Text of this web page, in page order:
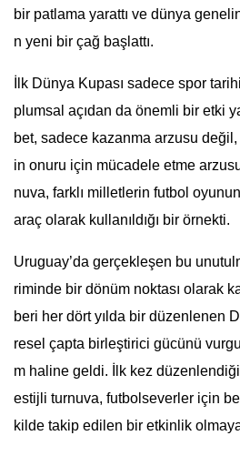
bir patlama yarattı ve dünya
n yeni bir çağ başlattı.
İlk Dünya Kupası sadece spor
plumsal açıdan da önemli bir etki
bet, sadece kazanma arzusu
in onuru için mücadele etme
nuva, farklı milletlerin futbol
araç olarak kullanıldığı bir örnekti.
Uruguay’da gerçekleşen bu
riminde bir dönüm noktası olarak
beri her dört yılda bir düzenlenen
resel çapta birleştirici gücünü
m haline geldi. İlk kez
estijli turnuva, futbolseverler için
kilde takip edilen bir etkinlik